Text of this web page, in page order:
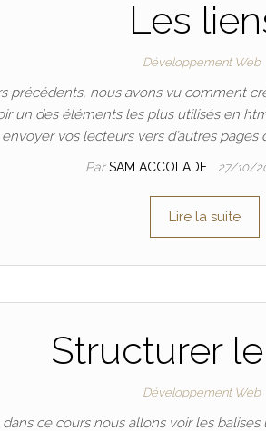
Les
Développement Web
précédents, nous avons vu comment
un des éléments les plus utilisés en
vos lecteurs vers d’autres pages
ParSAM ACCOLADE 27/10/
Lire la suite
Structurer
Développement Web
ce cours nous allons voir les